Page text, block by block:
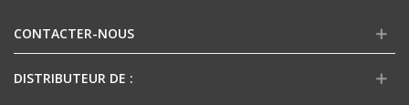
CONTACTER-NOUS
DISTRIBUTEUR DE :